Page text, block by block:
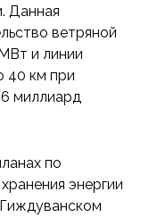
Данная
ветряной
и линии
40 км при
миллиард
по
энергии